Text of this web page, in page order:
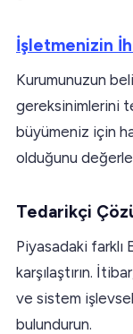
İşletmenizin
Kurumunuzun
gereksinimlerini
büyümeniz için
olduğunu
Tedarikçi
Piyasadaki farklı
karşılaştırın.
ve sistem
bulundurun.